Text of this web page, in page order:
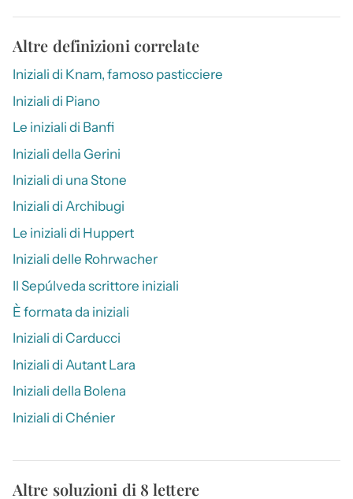
Altre definizioni correlate
Iniziali di Knam, famoso pasticciere
Iniziali di Piano
Le iniziali di Banfi
Iniziali della Gerini
Iniziali di una Stone
Iniziali di Archibugi
Le iniziali di Huppert
Iniziali delle Rohrwacher
Il Sepúlveda scrittore iniziali
È formata da iniziali
Iniziali di Carducci
Iniziali di Autant Lara
Iniziali della Bolena
Iniziali di Chénier
Altre soluzioni di 8 lettere